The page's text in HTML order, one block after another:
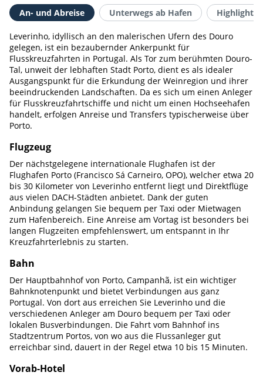
An- und Abreise Unterwegs ab Hafen Highlights
Leverinho, idyllisch an den malerischen Ufern des Douro
gelegen, ist ein bezaubernder Ankerpunkt für
Flusskreuzfahrten in Portugal. Als Tor zum berühmten Douro-
Tal, unweit der lebhaften Stadt Porto, dient es als idealer
Ausgangspunkt für die Erkundung der Weinregion und ihrer
beeindruckenden Landschaften. Da es sich um einen Anleger
für Flusskreuzfahrtschiffe und nicht um einen Hochseehafen
handelt, erfolgen Anreise und Transfers typischerweise über
Porto.
Flugzeug
Der nächstgelegene internationale Flughafen ist der
Flughafen Porto (Francisco Sá Carneiro, OPO), welcher etwa 20
bis 30 Kilometer von Leverinho entfernt liegt und Direktflüge
aus vielen DACH-Städten anbietet. Dank der guten
Anbindung gelangen Sie bequem per Taxi oder Mietwagen
zum Hafenbereich. Eine Anreise am Vortag ist besonders bei
langen Flugzeiten empfehlenswert, um entspannt in Ihr
Kreuzfahrterlebnis zu starten.
Bahn
Der Hauptbahnhof von Porto, Campanhã, ist ein wichtiger
Bahnknotenpunkt und bietet Verbindungen aus ganz
Portugal. Von dort aus erreichen Sie Leverinho und die
verschiedenen Anleger am Douro bequem per Taxi oder
lokalen Busverbindungen. Die Fahrt vom Bahnhof ins
Stadtzentrum Portos, von wo aus die Flussanleger gut
erreichbar sind, dauert in der Regel etwa 10 bis 15 Minuten.
Vorab-Hotel